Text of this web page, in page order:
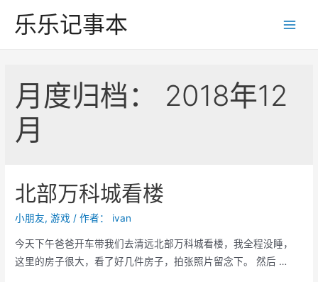
乐乐记事本
月度归档： 2018年12
月
北部万科城看楼
小朋友,游戏 / 作者： ivan
今天下午爸爸开车带我们去清远北部万科城看楼，我全程没睡，
这里的房子很大，看了好几件房子，拍张照片留念下。 然后 …